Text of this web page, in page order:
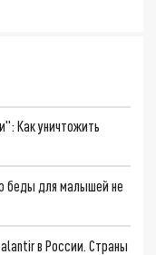
Как уничтожить
беды для малышей не
в России. Страны